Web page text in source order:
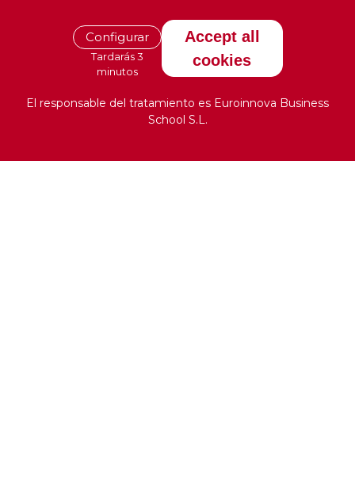
Configurar
Tardarás 3
minutos
Accept all
cookies
El responsable del tratamiento es Euroinnova Business
School S.L.